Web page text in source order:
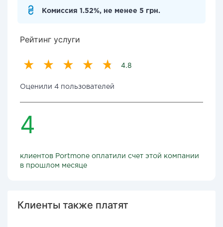
Комиссия 1.52%, не менее 5 грн.
Рейтинг услуги
4.8
Оценили 4 пользователей
4
клиентов Portmone оплатили счет этой компании
в прошлом месяце
Клиенты также платят